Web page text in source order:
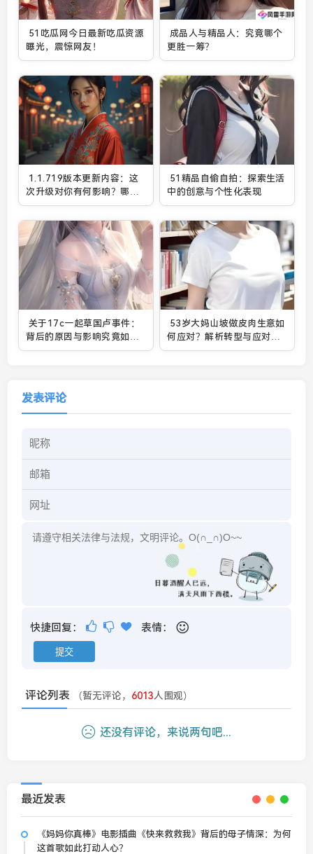
51吃瓜网今日最新吃瓜资源
曝光，震惊网友！
成品人与精品人：究竟哪个
更胜一筹？
1.1.719版本更新内容：这
次升级对你有何影响？哪些
功能得到了优化？
51精品自偷自拍：探索生活
中的创意与个性化表现
关于17c一起草国卢事件：
背后的原因与影响究竟如
何？
53岁大妈山坡做皮肉生意如
何应对？解析转型与应对策
略
发表评论
快捷回复： 表情：
评论列表 （暂无评论， 6013人围观）
还没有评论，来说两句吧...
最近发表
《妈妈你真棒》电影插曲《快来救救我》背后的母子情深：为何
这首歌如此打动人心？